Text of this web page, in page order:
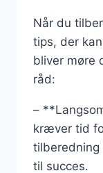
Når du
tips, der
bliver møre
råd:
–
kræver tid
tilberedning
til succes.